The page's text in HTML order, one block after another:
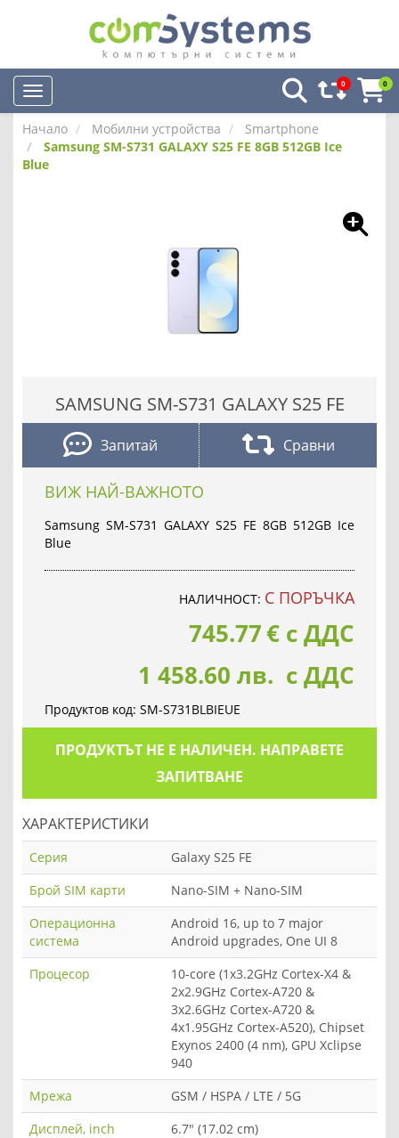
0 0
Начало Мобилни устройства
Smartphone
Samsung SM-S731 GALAXY S25 FE 8GB 512GB Ice
Blue
SAMSUNG SM-S731 GALAXY S25 FE
Запитай Сравни
ВИЖ НАЙ-ВАЖНОТО
Samsung SM-S731 GALAXY S25 FE 8GB 512GB Ice
Blue
НАЛИЧНОСТ: С ПОРЪЧКА
745.77€ с ДДС
1 458.60 лв. с ДДС
Продуктов код: SM-S731BLBIEUE
ПРОДУКТЪТ НЕ Е НАЛИЧЕН. НАПРАВЕТЕ
ЗАПИТВАНЕ
ХАРАКТЕРИСТИКИ
Серия
Galaxy S25 FE
Брой SIM карти
Nano-SIM + Nano-SIM
Операционна
система
Android 16, up to 7 major
Android upgrades, One UI 8
Процесор
10-core (1x3.2GHz Cortex-X4 &
2x2.9GHz Cortex-A720 &
3x2.6GHz Cortex-A720 &
4x1.95GHz Cortex-A520), Chipset
Exynos 2400 (4 nm), GPU Xclipse
940
Мрежа
GSM / HSPA / LTE / 5G
Дисплей, inch
6.7" (17.02 cm)